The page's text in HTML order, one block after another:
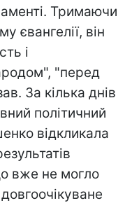
Тримаючи
євангелії, він
і
"перед
За кілька днів
політичний
відкликала
вже не могло